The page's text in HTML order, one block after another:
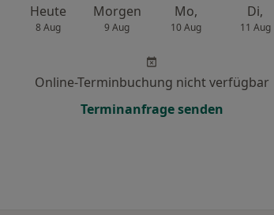
Heute
8 Aug
Morgen
9 Aug
Mo,
10 Aug
Di,
11 Aug
Online-Terminbuchung nicht verfügbar
Terminanfrage senden